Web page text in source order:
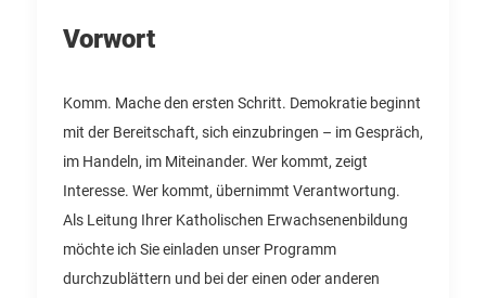
Vorwort
Komm. Mache den ersten Schritt. Demokratie beginnt
mit der Bereitschaft, sich einzubringen – im Gespräch,
im Handeln, im Miteinander. Wer kommt, zeigt
Interesse. Wer kommt, übernimmt Verantwortung.
Als Leitung Ihrer Katholischen Erwachsenenbildung
möchte ich Sie einladen unser Programm
durchzublättern und bei der einen oder anderen